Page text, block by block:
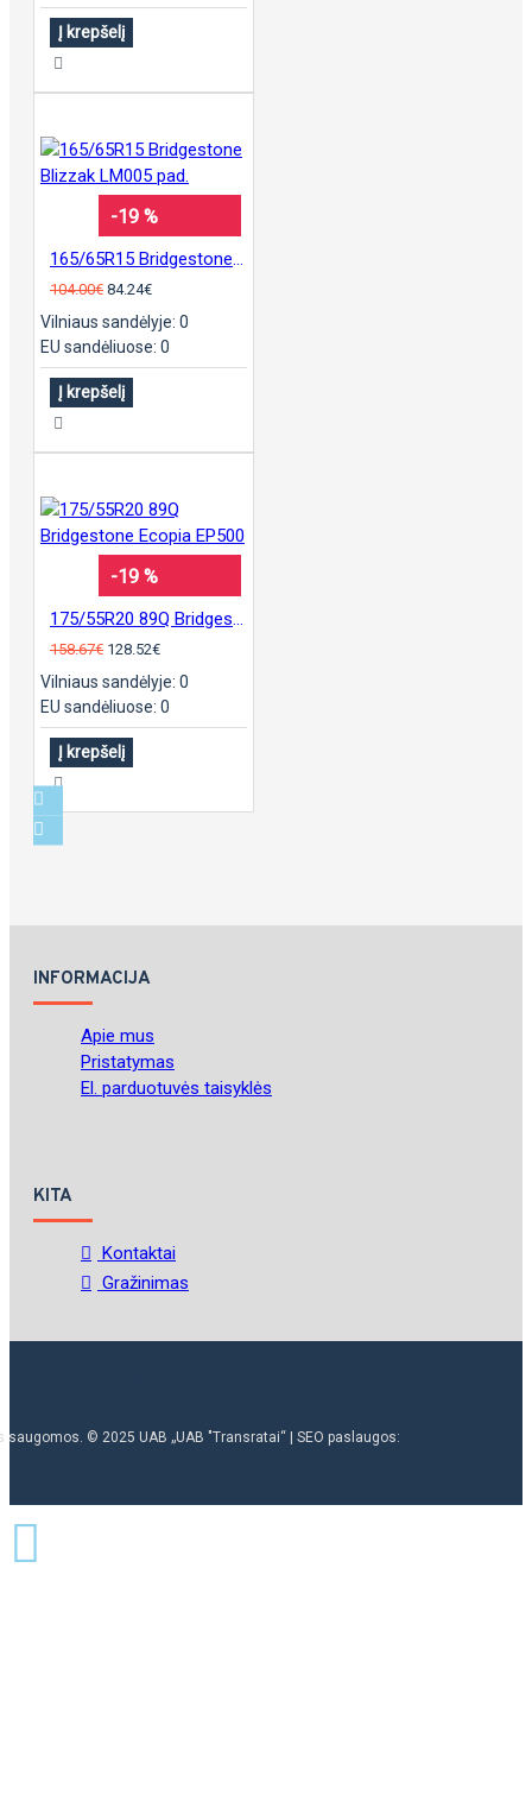
Į krepšelį
-19 %
104.00€ 84.24€
Vilniaus sandėlyje: 0
EU sandėliuose: 0
Į krepšelį
-19 %
158.67€ 128.52€
Vilniaus sandėlyje: 0
EU sandėliuose: 0
Į krepšelį
INFORMACIJA
Apie mus
Pristatymas
El. parduotuvės taisyklės
KITA
Kontaktai
Gražinimas
saugomos. © 2025 UAB „UAB "Transratai“ | SEO paslaugos: